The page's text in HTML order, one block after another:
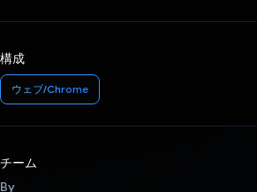
構成
ウェブ/Chrome
チーム
By